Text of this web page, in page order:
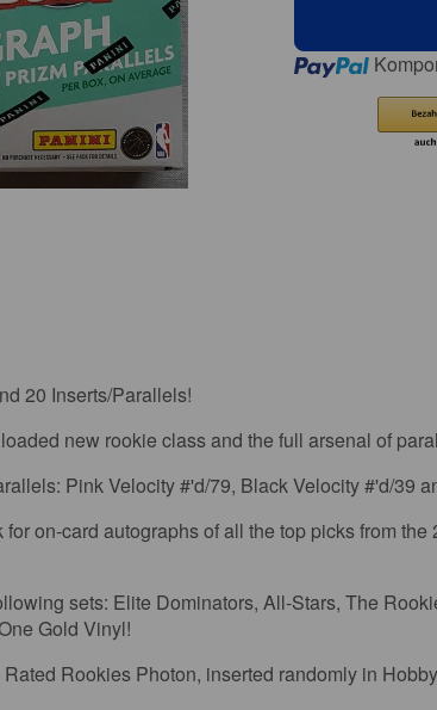
Loading...
20 Inserts/Parallels!
new rookie class and the full arsenal of
Pink Velocity #'d/79, Black Velocity #'d/39
on-card autographs of all the top picks from
sets: Elite Dominators, All-Stars, The
Gold Vinyl!
Rookies Photon, inserted randomly in